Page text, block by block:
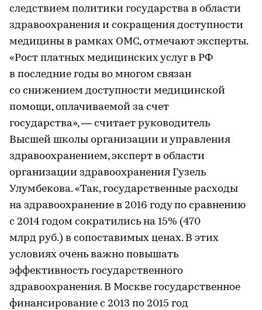
следствием политики государства в области
здравоохранения и сокращения доступности
медицины в рамках ОМС, отмечают эксперты.
«Рост платных медицинских услуг в РФ
в последние годы во многом связан
со снижением доступности медицинской
помощи, оплачиваемой за счет
государства», — считает руководитель
Высшей школы организации и управления
здравоохранением, эксперт в области
организации здравоохранения Гузель
Улумбекова. «Так, государственные расходы
на здравоохранение в 2016 году по сравнению
с 2014 годом сократились на 15% (470
млрд руб.) в сопоставимых ценах. В этих
условиях очень важно повышать
эффективность государственного
здравоохранения. В Москве государственное
финансирование с 2013 по 2015 год